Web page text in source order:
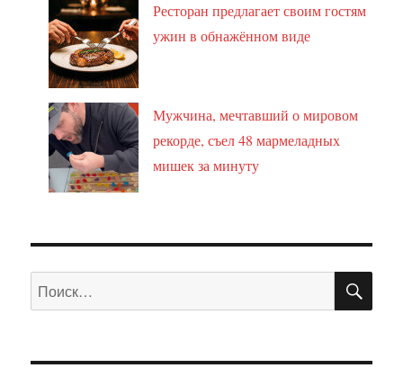
Ресторан предлагает своим гостям
ужин в обнажённом виде
Мужчина, мечтавший о мировом
рекорде, съел 48 мармеладных
мишек за минуту
Искать: